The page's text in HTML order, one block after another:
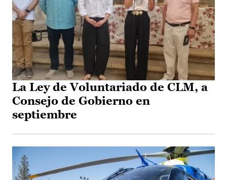
La Ley de Voluntariado de CLM, a
Consejo de Gobierno en
septiembre